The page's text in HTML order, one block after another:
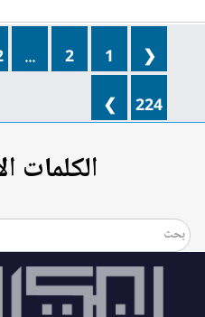
❮
1
2
...
224
❯
الكلمات